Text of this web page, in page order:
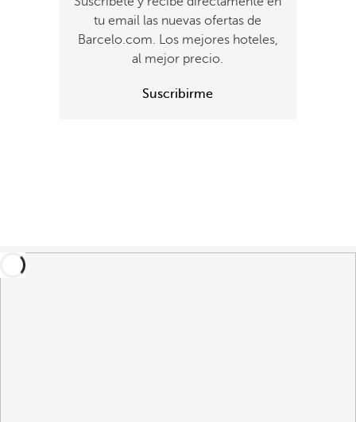
tu email las nuevas ofertas de
Barcelo.com. Los mejores hoteles,
al mejor precio.
Suscribirme